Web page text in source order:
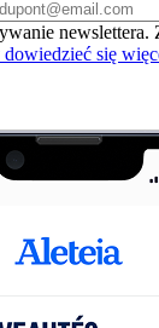
newslettera.
się